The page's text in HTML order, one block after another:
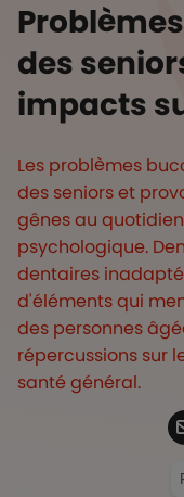
des
impacts
Les problèmes
des seniors et
gênes au
psychologique.
dentaires
d'éléments qui
des personnes
répercussions sur
santé général.